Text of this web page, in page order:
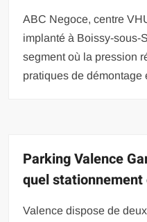
ABC Negoce, centre
implanté à Boissy-sous-
segment où la pression
pratiques de démontage
Parking Valence
quel stationnement
Valence dispose de